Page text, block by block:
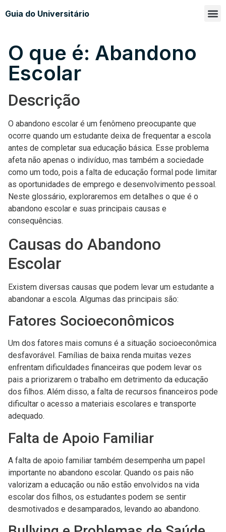
Guia do Universitário
O que é: Abandono
Escolar
Descrição
O abandono escolar é um fenômeno preocupante que
ocorre quando um estudante deixa de frequentar a escola
antes de completar sua educação básica. Esse problema
afeta não apenas o indivíduo, mas também a sociedade
como um todo, pois a falta de educação formal pode limitar
as oportunidades de emprego e desenvolvimento pessoal.
Neste glossário, exploraremos em detalhes o que é o
abandono escolar e suas principais causas e
consequências.
Causas do Abandono
Escolar
Existem diversas causas que podem levar um estudante a
abandonar a escola. Algumas das principais são:
Fatores Socioeconômicos
Um dos fatores mais comuns é a situação socioeconômica
desfavorável. Famílias de baixa renda muitas vezes
enfrentam dificuldades financeiras que podem levar os
pais a priorizarem o trabalho em detrimento da educação
dos filhos. Além disso, a falta de recursos financeiros pode
dificultar o acesso a materiais escolares e transporte
adequado.
Falta de Apoio Familiar
A falta de apoio familiar também desempenha um papel
importante no abandono escolar. Quando os pais não
valorizam a educação ou não estão envolvidos na vida
escolar dos filhos, os estudantes podem se sentir
desmotivados e desamparados, levando ao abandono.